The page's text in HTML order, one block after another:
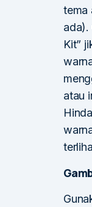
tema
ada).
Kit”
atau